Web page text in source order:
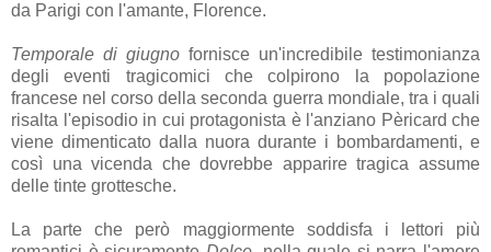
da Parigi con l'amante, Florence.
Temporale di giugno fornisce un'incredibile testimonianza
degli eventi tragicomici che colpirono la popolazione
francese nel corso della seconda guerra mondiale, tra i quali
risalta l'episodio in cui protagonista è l'anziano Pèricard che
viene dimenticato dalla nuora durante i bombardamenti, e
così una vicenda che dovrebbe apparire tragica assume
delle tinte grottesche.
La parte che però maggiormente soddisfa i lettori più